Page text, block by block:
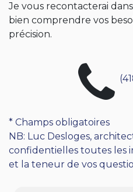
Je vous recontacterai
bien comprendre vos
précision.
* Champs obligatoires
NB: Luc Desloges,
confidentielles toutes les
et la teneur de vos